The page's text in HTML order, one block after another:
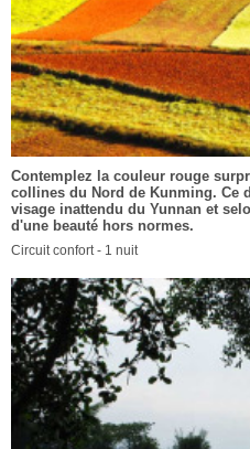
Contemplez la couleur rouge
collines du Nord de Kunming. Ce
visage inattendu du Yunnan et
d'une beauté hors normes.
Circuit confort - 1 nuit